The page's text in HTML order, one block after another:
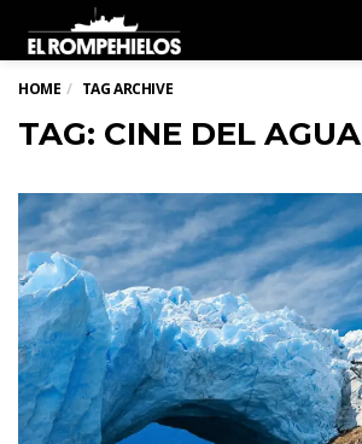
HOME TAG ARCHIVE
TAG: CINE DEL AGUA